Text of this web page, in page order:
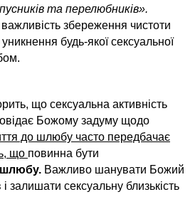
та перелюбників».
збереження чистоти
будь-якої сексуальної
що сексуальна активність
Божому задуму щодо
до шлюбу часто передбачає
що повинна бути
шлюбу. Важливо шанувати Божий
залишати сексуальну близькість